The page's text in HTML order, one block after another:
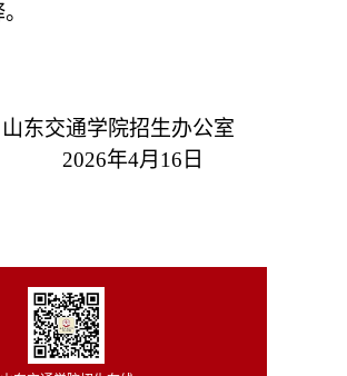
山东交通学院招生办公室
2026年4月16日